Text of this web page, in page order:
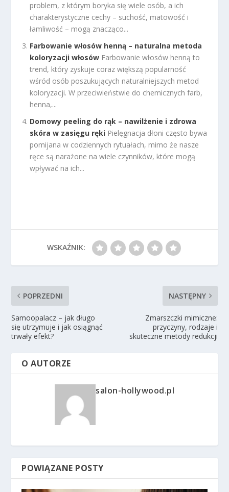
problem, z którym boryka się wiele osób, a ich
charakterystyczne cechy – suchość, matowość i
łamliwość – mogą znacząco...
Farbowanie włosów henną – naturalna metoda
koloryzacji włosów Farbowanie włosów henną to
trend, który zyskuje coraz większą popularność
wśród osób poszukujących naturalniejszych metod
koloryzacji. W przeciwieństwie do chemicznych farb,
henna,...
Domowy peeling do rąk – nawilżenie i zdrowa
skóra w zasięgu ręki Pielęgnacja dłoni często bywa
pomijana w codziennych rytuałach, mimo że nasze
ręce są narażone na wiele czynników, które mogą
wpływać na ich...
WSKAŹNIK:
POPRZEDNI
Samoopalacz – jak długo
się utrzymuje i jak osiągnąć
trwały efekt?
NASTĘPNY
Zmarszczki mimiczne:
przyczyny, rodzaje i
skuteczne metody redukcji
O AUTORZE
salon-hollywood.pl
POWIĄZANE POSTY